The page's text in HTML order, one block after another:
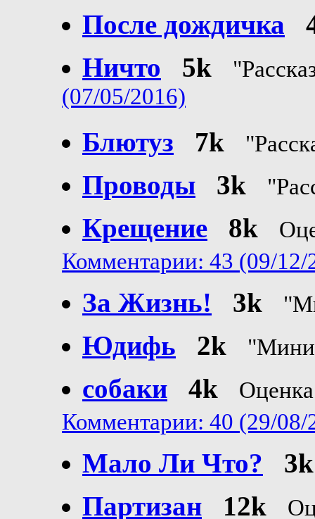
После дождичка
Ничто
5k
(07/05/2016)
Блютуз
7k
Проводы 3k
Крещение 8k
Комментарии: 43 (09/12/
За Жизнь! 3k
Юдифь 2k
cобаки 4k
Комментарии: 40 (29/08/
Мало Ли Что?
3k
Партизан
12k